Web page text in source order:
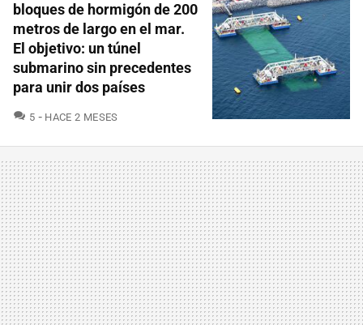
bloques de hormigón de 200
metros de largo en el mar.
El objetivo: un túnel
submarino sin precedentes
para unir dos países
5 COMENTARIOS
HACE 2 MESES